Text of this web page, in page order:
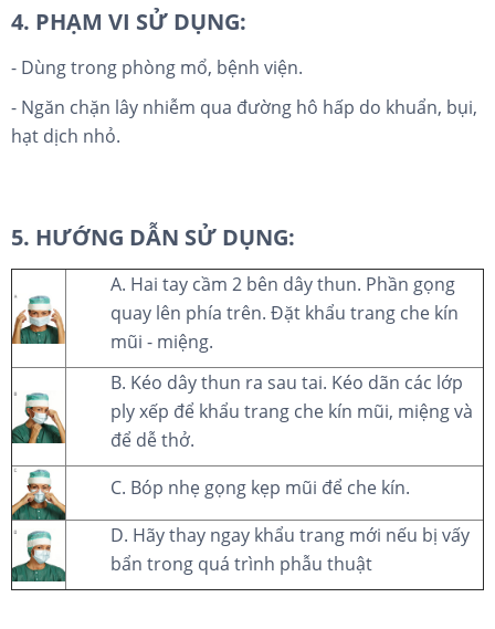
4. PHẠM VI SỬ DỤNG:
- Dùng trong phòng mổ, bệnh viện.
- Ngăn chặn lây nhiễm qua đường hô hấp do khuẩn, bụi,
hạt dịch nhỏ.
5. HƯỚNG DẪN SỬ DỤNG:
A. Hai tay cầm 2 bên dây thun. Phần gọng
quay lên phía trên. Đặt khẩu trang che kín
mũi - miệng.
B. Kéo dây thun ra sau tai. Kéo dãn các lớp
ply xếp để khẩu trang che kín mũi, miệng và
để dễ thở.
C. Bóp nhẹ gọng kẹp mũi để che kín.
D. Hãy thay ngay khẩu trang mới nếu bị vấy
bẩn trong quá trình phẫu thuật